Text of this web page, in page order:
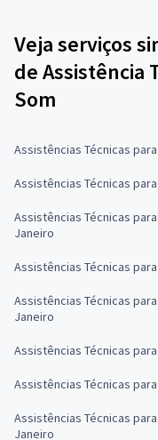
Veja serviços
de Assistência
Som
Assistências Técnicas
Assistências Técnicas
Assistências Técnicas
Janeiro
Assistências Técnicas
Assistências Técnicas
Janeiro
Assistências Técnicas
Assistências Técnicas
Assistências Técnicas
Janeiro